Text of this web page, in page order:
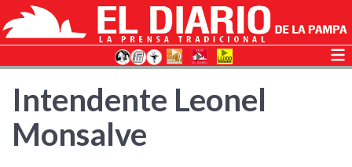
Intendente Leonel
Monsalve